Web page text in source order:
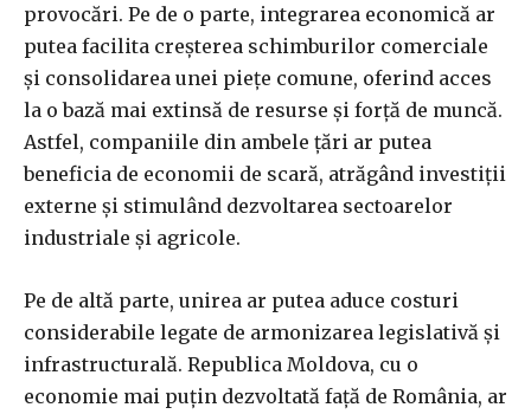
provocări. Pe de o parte, integrarea economică ar
putea facilita creșterea schimburilor comerciale
și consolidarea unei piețe comune, oferind acces
la o bază mai extinsă de resurse și forță de muncă.
Astfel, companiile din ambele țări ar putea
beneficia de economii de scară, atrăgând investiții
externe și stimulând dezvoltarea sectoarelor
industriale și agricole.
Pe de altă parte, unirea ar putea aduce costuri
considerabile legate de armonizarea legislativă și
infrastructurală. Republica Moldova, cu o
economie mai puțin dezvoltată față de România, ar